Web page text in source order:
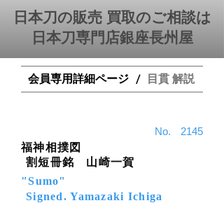
日本刀の販売 買取のご相談は
日本刀専門店銀座⻑州屋
会員専用詳細ページ / 目貫 解説
2145
​No.
福神相撲図
割短冊銘 山崎一賀
"Sumo"
Signed. Yamazaki Ichiga